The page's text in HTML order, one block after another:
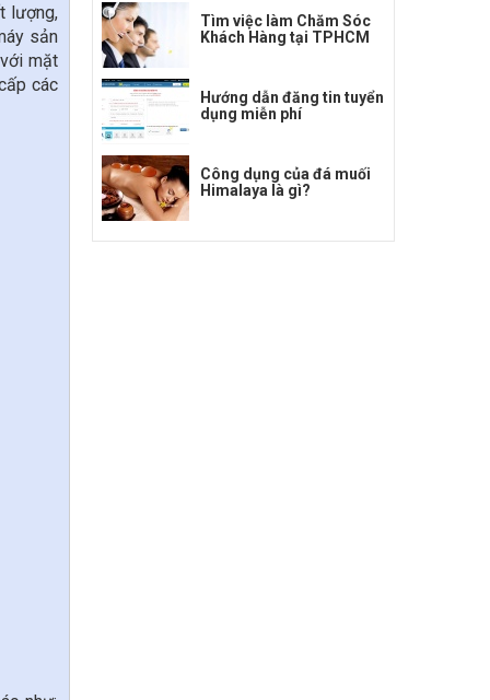
lượng,
sản
mặt
các
Tìm việc làm Chăm Sóc
Khách Hàng tại TPHCM
Hướng dẫn đăng tin tuyển
dụng miễn phí
Công dụng của đá muối
Himalaya là gì?